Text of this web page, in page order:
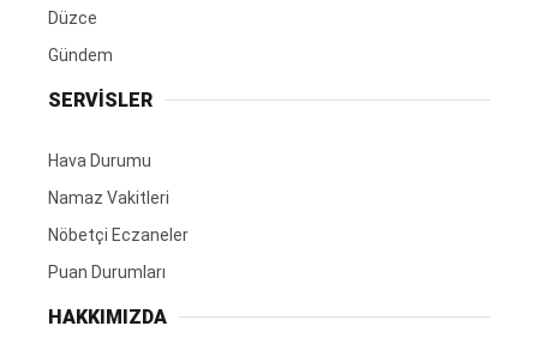
Düzce
Gündem
SERVİSLER
Hava Durumu
Namaz Vakitleri
Nöbetçi Eczaneler
Puan Durumları
HAKKIMIZDA